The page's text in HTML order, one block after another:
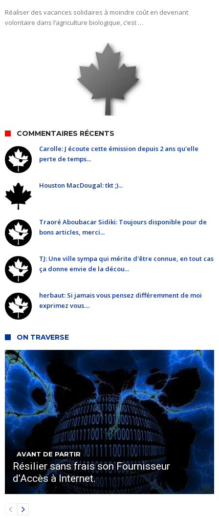
Réaliser des vacances solidaires à moindre coût en devenant
volontaire dans l’agriculture biologique, c’est …
COMMENTAIRES RÉCENTS
Carolle: J écoute cette émission depuis 2 ans qu'elle
perte de temps...
Houston MacDougal: tkt ;)...
Traoré Aboubacar Sidiki: Toujours disponible pour de
bons articles, merci...
TJ: Une ville sympa qui mérite d'être connue, en tout cas
ça donne envie de la décou...
herbaut: Si jamais vous pensez différemment de moi
exprimez vous....
ON TRAVERSE
AVANT DE PARTIR
Résilier sans frais son Fournisseur
d’Accès à Internet.